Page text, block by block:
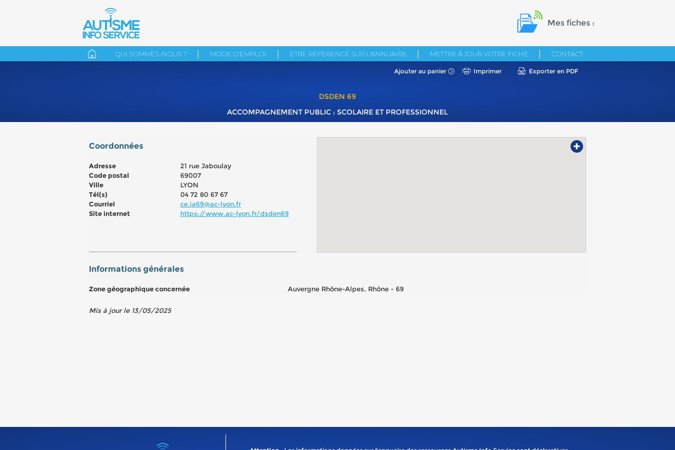
Mes fiches :
QUI SOMMES-NOUS ? MODE D'EMPLOI ETRE RÉFÉRENCÉ SUR L'ANNUAIRE METTRE À JOUR VOTRE FICHE CONTACT
Ajouter au panier Imprimer Exporter en PDF
DSDEN 69
ACCOMPAGNEMENT PUBLIC : SCOLAIRE ET PROFESSIONNEL
+
Coordonnées
Adresse
21 rue Jaboulay
Code postal
69007
Ville
LYON
Tél(s)
04 72 80 67 67
Courriel
ce.ia69@ac-lyon.fr
Site internet
https://www.ac-lyon.fr/dsden69
Informations générales
Zone géographique concernée Auvergne Rhône-Alpes, Rhône - 69
Mis à jour le 13/05/2025